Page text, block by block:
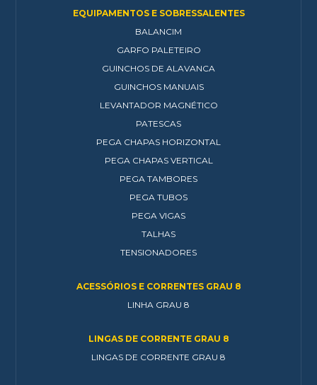
EQUIPAMENTOS E SOBRESSALENTES
BALANCIM
GARFO PALETEIRO
GUINCHOS DE ALAVANCA
GUINCHOS MANUAIS
LEVANTADOR MAGNÉTICO
PATESCAS
PEGA CHAPAS HORIZONTAL
PEGA CHAPAS VERTICAL
PEGA TAMBORES
PEGA TUBOS
PEGA VIGAS
TALHAS
TENSIONADORES
ACESSÓRIOS E CORRENTES GRAU 8
LINHA GRAU 8
LINGAS DE CORRENTE GRAU 8
LINGAS DE CORRENTE GRAU 8